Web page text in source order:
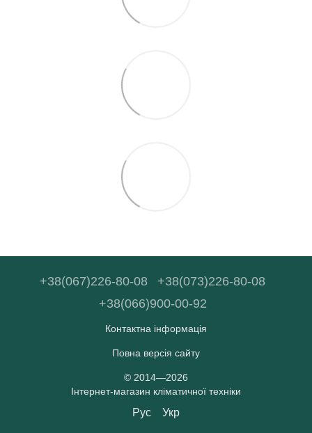
+38(067)226-80-08
+38(073)226-80-08
+38(066)900-00-92
Контактна інформація
Повна версія сайту
© 2014—2026
Інтернет-магазин кліматичної техніки
Рус Укр